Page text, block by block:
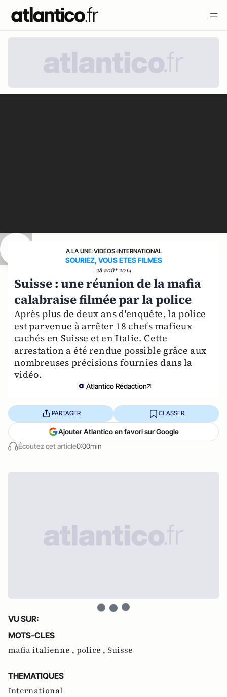
A LA UNE›VIDÉOS›INTERNATIONAL
SOURIEZ, VOUS ETES FILMES
28 août 2014
Suisse : une réunion de la mafia
calabraise filmée par la police
Après plus de deux ans d'enquête, la police
est parvenue à arrêter 18 chefs mafieux
cachés en Suisse et en Italie. Cette
arrestation a été rendue possible grâce aux
nombreuses précisions fournies dans la
vidéo.
Atlantico Rédaction
Écoutez cet article0:00min
PARTAGER CLASSER
Ajouter Atlantico en favori sur Google
VU SUR:
MOTS-CLES
mafia italienne , police , Suisse
THEMATIQUES
International